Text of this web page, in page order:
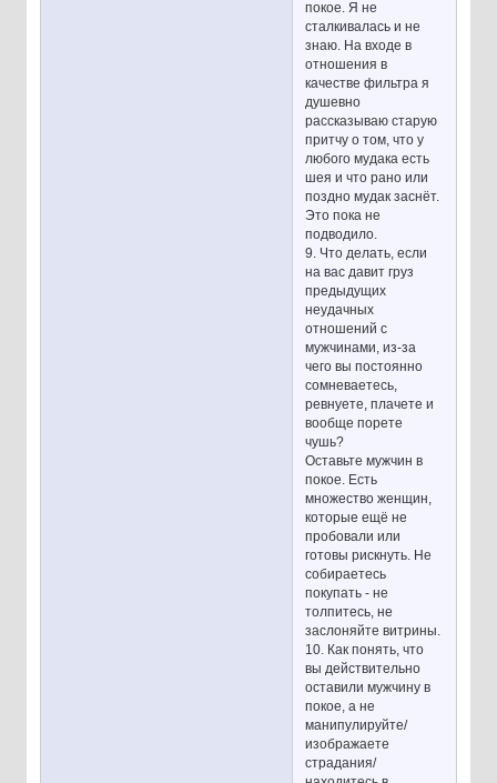
покое. Я не
сталкивалась и не
знаю. На входе в
отношения в
качестве фильтра я
душевно
рассказываю старую
притчу о том, что у
любого мудака есть
шея и что рано или
поздно мудак заснёт.
Это пока не
подводило.
9. Что делать, если
на вас давит груз
предыдущих
неудачных
отношений с
мужчинами, из-за
чего вы постоянно
сомневаетесь,
ревнуете, плачете и
вообще порете
чушь?
Оставьте мужчин в
покое. Есть
множество женщин,
которые ещё не
пробовали или
готовы рискнуть. Не
собираетесь
покупать - не
толпитесь, не
заслоняйте витрины.
10. Как понять, что
вы действительно
оставили мужчину в
покое, а не
манипулируйте/
изображаете
страдания/